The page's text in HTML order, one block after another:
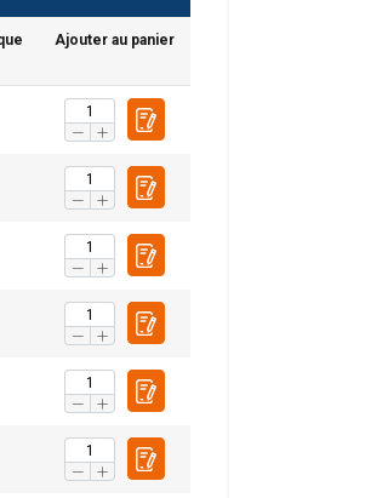
Ajouter au panier